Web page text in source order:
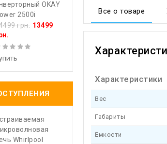
OKAY
2500i
грн. 13499
Whirlpool
Все о товаре
Характеристики
Вес
Габариты
Емкости